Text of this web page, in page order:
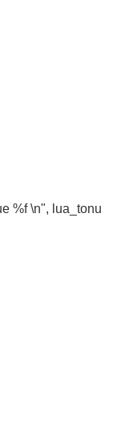
%f \n", lua_tonu